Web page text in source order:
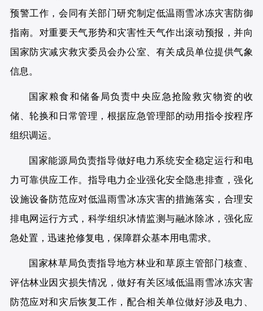
预警工作，会同有关部门研究制定低温雨雪冰冻灾害防御
指南。对重要天气形势和灾害性天气作出滚动预报，并向
国家防灾减灾救灾委员会办公室、有关成员单位提供气象
信息。
国家粮食和储备局负责中央应急抢险救灾物资的收
储、轮换和日常管理，根据应急管理部的动用指令按程序
组织调运。
国家能源局负责指导做好电力系统安全稳定运行和电
力可靠供应工作。指导电力企业强化安全隐患排查，强化
设施设备防范应对低温雨雪冰冻灾害的措施落实，合理安
排电网运行方式，科学组织冰情监测与融冰除冰，强化应
急处置，迅速抢修复电，保障群众基本用电需求。
国家林草局负责指导地方林业和草原主管部门核查、
评估林业因灾损失情况，做好有关区域低温雨雪冰冻灾害
防范应对和灾后恢复工作，配合相关单位做好涉及电力、